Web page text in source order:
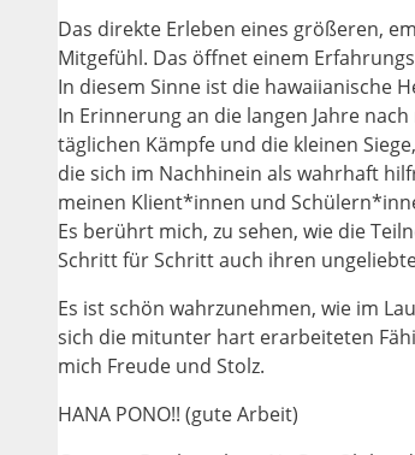
Das direkte Erleben eines größeren,
Mitgefühl. Das öffnet einem
In diesem Sinne ist die hawaiianische
In Erinnerung an die langen Jahre
täglichen Kämpfe und die kleinen
die sich im Nachhinein als wahrhaft
meinen Klient*innen und
Es berührt mich, zu sehen, wie die
Schritt für Schritt auch ihren
Es ist schön wahrzunehmen, wie im
sich die mitunter hart erarbeiteten
mich Freude und Stolz.
HANA PONO!! (gute Arbeit)